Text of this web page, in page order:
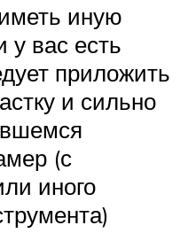
иную
вас есть
приложить
и сильно
(с
иного